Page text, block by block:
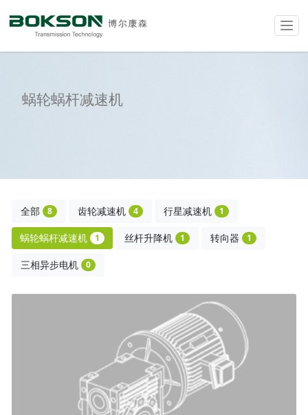
蜗轮蜗杆减速机
全部 8 齿轮减速机 4 行星减速机 1
蜗轮蜗杆减速机 1 丝杆升降机 1 转向器 1
三相异步电机 0